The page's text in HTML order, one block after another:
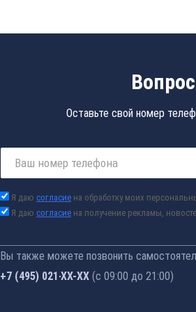
Оставьте свой номер
Я даю согласие на обработку моих
Я даю согласие на получение рекламы,
Вы также можете позвонить
+7 (495) 021-41-76 (с 09:00 до 21:00)